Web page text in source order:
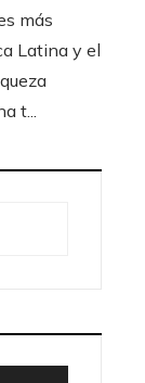
más
Latina y el
t...